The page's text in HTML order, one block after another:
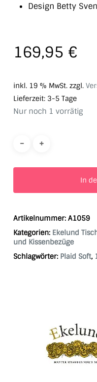
Design Betty
169,95 €
inkl. 19 % MwSt. zzgl.
Lieferzeit: 3-5 Tage
Nur noch 1 vorrätig
In
Artikelnummer: A1059
Kategorien: Ekelund
und Kissenbezüge
Schlagwörter: Plaid Soft,